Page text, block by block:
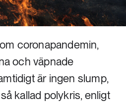
coronapandemin,
och väpnade
är ingen slump,
kallad polykris, enligt